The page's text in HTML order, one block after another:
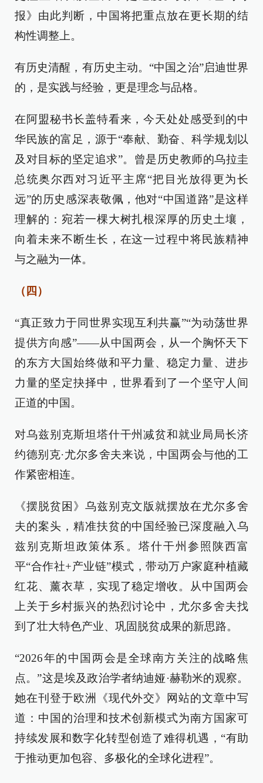
报》由此判断，中国将把重点放在更长期的结
构性调整上。
有历史清醒，有历史主动。“中国之治”启迪世界
的，是实践与经验，更是理念与品格。
在阿盟秘书长盖特看来，今天处处感受到的中
华民族的富足，源于“奉献、勤奋、科学规划以
及对目标的坚定追求”。曾是历史教师的乌拉圭
总统奥尔西对习近平主席“把目光放得更为长
远”的历史感深表敬佩，他对“中国道路”是这样
理解的：宛若一棵大树扎根深厚的历史土壤，
向着未来不断生长，在这一过程中将民族精神
与之融为一体。
（四）
“真正致力于同世界实现互利共赢”“为动荡世界
提供方向感”——从中国两会，从一个胸怀天下
的东方大国始终做和平力量、稳定力量、进步
力量的坚定抉择中，世界看到了一个坚守人间
正道的中国。
对乌兹别克斯坦塔什干州减贫和就业局局长济
约德别克·尤尔多舍夫来说，中国两会与他的工
作紧密相连。
《摆脱贫困》乌兹别克文版就摆放在尤尔多舍
夫的案头，精准扶贫的中国经验已深度融入乌
兹别克斯坦政策体系。塔什干州参照陕西富
平“合作社+产业链”模式，带动万户家庭种植藏
红花、薰衣草，实现了稳定增收。从中国两会
上关于乡村振兴的热烈讨论中，尤尔多舍夫找
到了壮大特色产业、巩固脱贫成果的新思路。
“2026年的中国两会是全球南方关注的战略焦
点。”这是埃及政治学者纳迪娅·赫勒米的观察。
她在刊登于欧洲《现代外交》网站的文章中写
道：中国的治理和技术创新模式为南方国家可
持续发展和数字化转型创造了难得机遇，“有助
于推动更加包容、多极化的全球化进程”。